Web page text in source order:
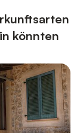
könnten